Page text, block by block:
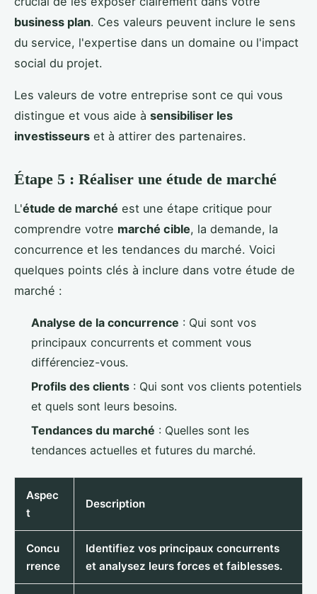
business plan. Ces valeurs peuvent inclure le sens
du service, l'expertise dans un domaine ou l'impact
social du projet.
Les valeurs de votre entreprise sont ce qui vous
distingue et vous aide à sensibiliser les
investisseurs et à attirer des partenaires.
Étape 5 : Réaliser une étude de marché
L'étude de marché est une étape critique pour
comprendre votre marché cible, la demande, la
concurrence et les tendances du marché. Voici
quelques points clés à inclure dans votre étude de
marché :
Analyse de la concurrence : Qui sont vos
principaux concurrents et comment vous
différenciez-vous.
Profils des clients : Qui sont vos clients potentiels
et quels sont leurs besoins.
Tendances du marché : Quelles sont les
tendances actuelles et futures du marché.
Aspec
t
Description
Concu
rrence
Identifiez vos principaux concurrents
et analysez leurs forces et faiblesses.